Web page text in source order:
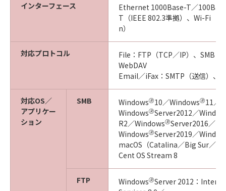
インターフェース
Ethernet 1000Base-T／
T（IEEE 802.3準拠）、Wi-Fi（
n）
対応プロトコル
File：FTP（TCP／IP）、SMB（
WebDAV
Email／iFax：SMTP（送信）、
対応OS／
アプリケー
ション
SMB Windows🄬10／Windows🄬11／
Windows🄬Server2012／
R2／Windows🄬Server2016／
Windows🄬Server2019／
macOS（Catalina／Big Sur／
Cent OS Stream 8
FTP Windows🄬Server 2012：